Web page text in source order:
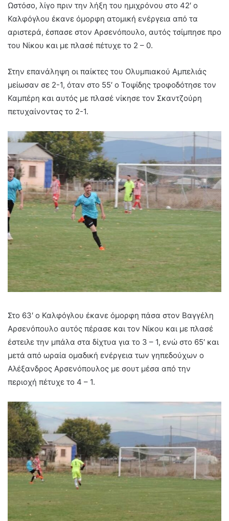
Ωστόσο, λίγο πριν την λήξη του ημιχρόνου στο 42′ ο
Καλφόγλου έκανε όμορφη ατομική ενέργεια από τα
αριστερά, έσπασε στον Αρσενόπουλο, αυτός τσίμπησε προ
του Νίκου και με πλασέ πέτυχε το 2 – 0.
Στην επανάληψη οι παίκτες του Ολυμπιακού Αμπελιάς
μείωσαν σε 2-1, όταν στο 55′ ο Τοψίδης τροφοδότησε τον
Καμπέρη και αυτός με πλασέ νίκησε τον Σκαντζούρη
πετυχαίνοντας το 2-1.
Στο 63′ ο Καλφόγλου έκανε όμορφη πάσα στον Βαγγέλη
Αρσενόπουλο αυτός πέρασε και τον Νίκου και με πλασέ
έστειλε την μπάλα στα δίχτυα για το 3 – 1, ενώ στο 65′ και
μετά από ωραία ομαδική ενέργεια των γηπεδούχων ο
Αλέξανδρος Αρσενόπουλος με σουτ μέσα από την
περιοχή πέτυχε το 4 – 1.